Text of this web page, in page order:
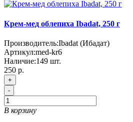
Крем-мед облепиха Ibadat, 250 г
Производитель:Ibadat (Ибадат)
Артикул:med-kr6
Наличие:149 шт.
250 р.
+
-
В корзину